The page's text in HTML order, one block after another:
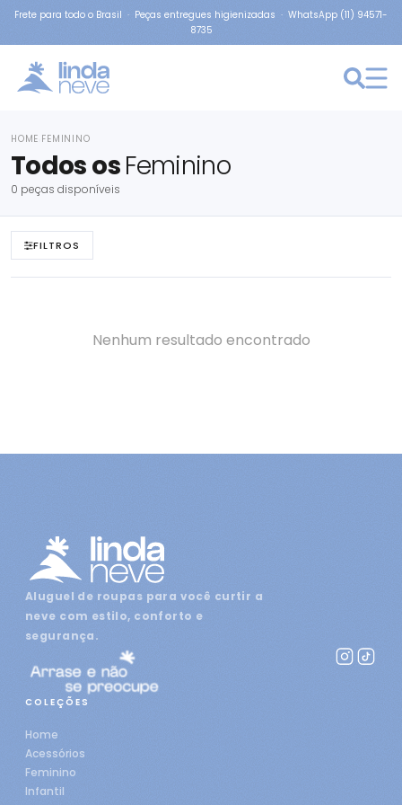
Frete para todo o Brasil · Peças entregues higienizadas · WhatsApp (11) 94571-
8735
HOME FEMININO
Todos osFeminino
0 peças disponíveis
FILTROS
Nenhum resultado encontrado
Aluguel de roupas para você curtir a
neve com estilo, conforto e
segurança.
COLEÇÕES
Home
Acessórios
Feminino
Infantil